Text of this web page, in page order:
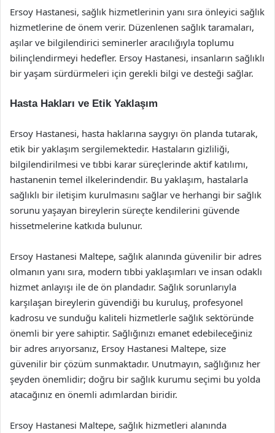
Ersoy Hastanesi, sağlık hizmetlerinin yanı sıra önleyici sağlık
hizmetlerine de önem verir. Düzenlenen sağlık taramaları,
aşılar ve bilgilendirici seminerler aracılığıyla toplumu
bilinçlendirmeyi hedefler. Ersoy Hastanesi, insanların sağlıklı
bir yaşam sürdürmeleri için gerekli bilgi ve desteği sağlar.
Hasta Hakları ve Etik Yaklaşım
Ersoy Hastanesi, hasta haklarına saygıyı ön planda tutarak,
etik bir yaklaşım sergilemektedir. Hastaların gizliliği,
bilgilendirilmesi ve tıbbi karar süreçlerinde aktif katılımı,
hastanenin temel ilkelerindendir. Bu yaklaşım, hastalarla
sağlıklı bir iletişim kurulmasını sağlar ve herhangi bir sağlık
sorunu yaşayan bireylerin süreçte kendilerini güvende
hissetmelerine katkıda bulunur.
Ersoy Hastanesi Maltepe, sağlık alanında güvenilir bir adres
olmanın yanı sıra, modern tıbbi yaklaşımları ve insan odaklı
hizmet anlayışı ile de ön plandadır. Sağlık sorunlarıyla
karşılaşan bireylerin güvendiği bu kuruluş, profesyonel
kadrosu ve sunduğu kaliteli hizmetlerle sağlık sektöründe
önemli bir yere sahiptir. Sağlığınızı emanet edebileceğiniz
bir adres arıyorsanız, Ersoy Hastanesi Maltepe, size
güvenilir bir çözüm sunmaktadır. Unutmayın, sağlığınız her
şeyden önemlidir; doğru bir sağlık kurumu seçimi bu yolda
atacağınız en önemli adımlardan biridir.
Ersoy Hastanesi Maltepe, sağlık hizmetleri alanında